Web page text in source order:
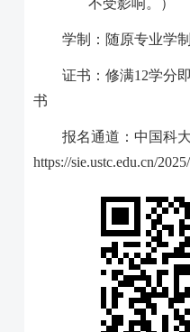
不受影响。）
学制：随原专业学
证书：修满12学分
书
报名通道：中国科
https://sie.ustc.edu.cn/